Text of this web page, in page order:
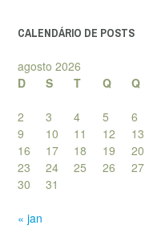
CALENDÁRIO DE POSTS
agosto 2026
D
S T Q Q
2
3 4 5 6
9
10 11 12 13
16
17 18 19 20
23
24 25 26 27
30
31
« jan